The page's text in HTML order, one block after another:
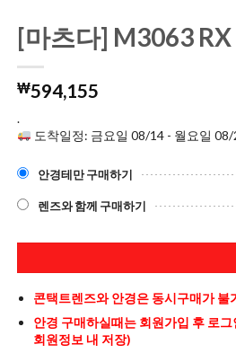
[마츠다] M3063
₩594,155
.
도착일정: 금요일 08/14 - 월요일
안경테만 구매하기
렌즈와 함께 구매하기
콘택트렌즈와 안경은 동시구매가 불
안경 구매하실때는 회원가입 후 로
회원정보 내 저장)